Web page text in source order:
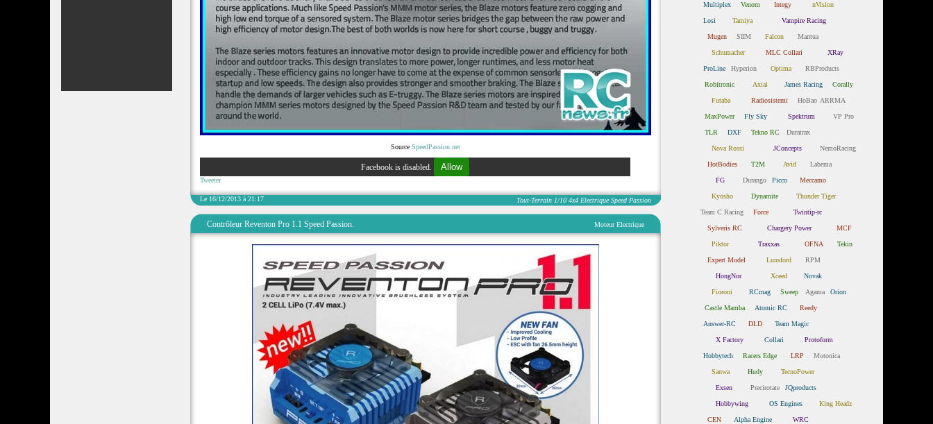
Source SpeedPassion.net
Facebook is disabled. Allow
Tweeter
Le 16/12/2013 à 21:17 Tout-Terrain 1/10 4x4 Electrique Speed Passion
Contrôleur Reventon Pro 1.1 Speed Passion. Moteur Electrique
Multiplex Venom Integy nVision
Losi Tamiya Vampire Racing
Mugen SIIM Falcon Mantua
Schumacher MLC Collari XRay
ProLine Hyperion Optima RBProducts
Robitronic Axial James Racing Corally
Futaba Radiosistemi HoBao ARRMA
MaxPower Fly Sky Spektrum VP Pro
TLR DXF Tekno RC Duratrax
Nova Rossi JConcepts NemoRacing
HotBodies T2M Avid Labema
FG Durango Picco Meccamo
Kyosho Dynamite Thunder Tiger
Team C Racing Force Twintip-rc
Sylveris RC Chargery Power MCF
Piktor Traxxas OFNA Tekin
Expert Model Lunsford RPM
HongNor Xceed Novak
Fioroni RCmag Sweep Agama Orion
Castle Mamba Atomic RC Reedy
Answer-RC DLD Team Magic
X Factory Collari Protoform
Hobbytech Racers Edge LRP Motonica
Sanwa Hudy TecnoPower
Exsen Precirotate JQproducts
Hobbywing OS Engines King Headz
CEN Alpha Engine WRC